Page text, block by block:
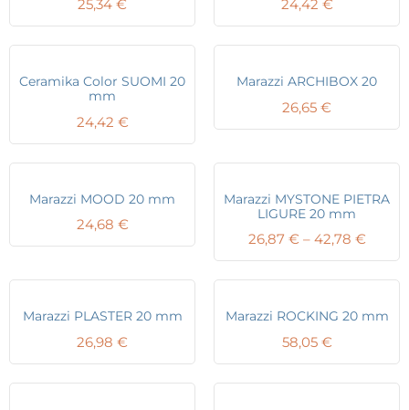
25,34 € 24,42 €
Ceramika Color SUOMI 20
mm
24,42 €
Marazzi ARCHIBOX 20
26,65 €
Marazzi MOOD 20 mm
24,68 €
Marazzi MYSTONE PIETRA
LIGURE 20 mm
26,87 € – 42,78 €Price
range:
26,87
42,78
Marazzi PLASTER 20 mm
26,98 €
Marazzi ROCKING 20 mm
58,05 €